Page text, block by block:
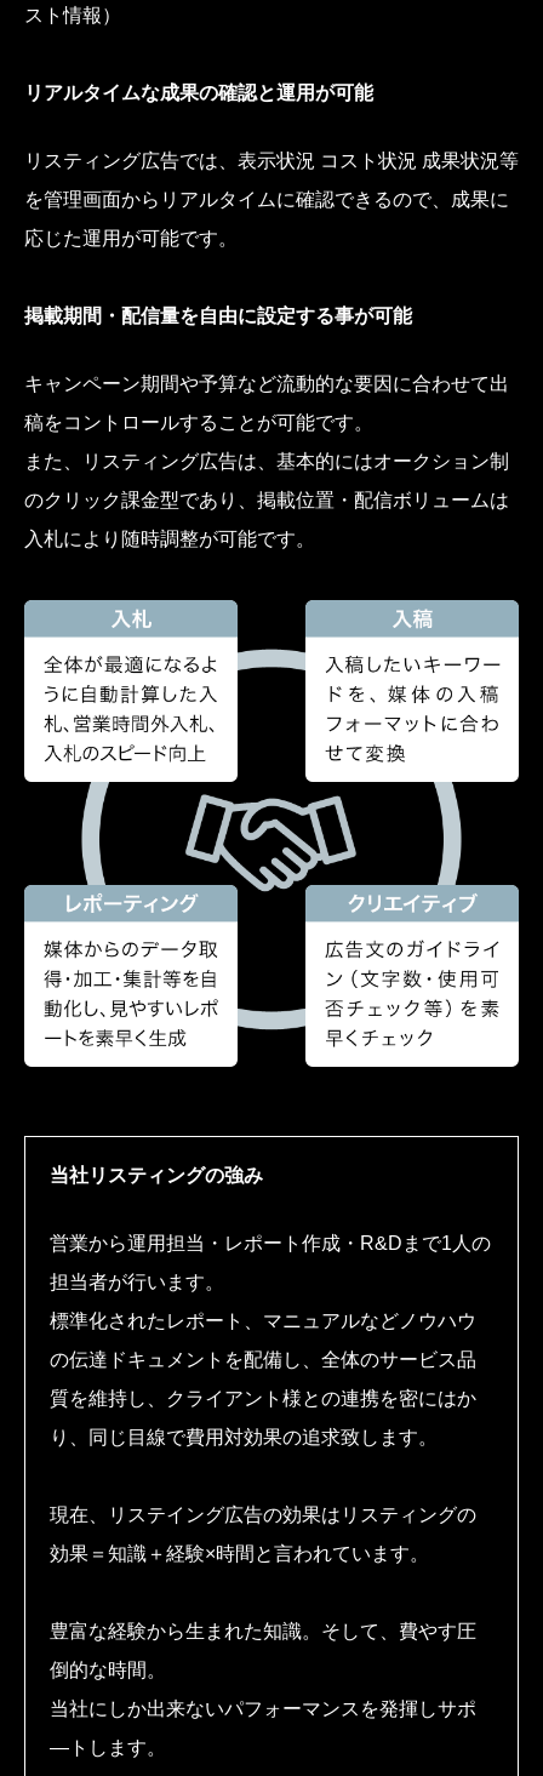
スト情報）
リアルタイムな成果の確認と運用が可能
リスティング広告では、表示状況 コスト状況 成果状況等
を管理画面からリアルタイムに確認できるので、成果に
応じた運用が可能です。
掲載期間・配信量を自由に設定する事が可能
キャンペーン期間や予算など流動的な要因に合わせて出
稿をコントロールすることが可能です。
また、リスティング広告は、基本的にはオークション制
のクリック課金型であり、掲載位置・配信ボリュームは
入札により随時調整が可能です。
当社リスティングの強み
営業から運用担当・レポート作成・R&Dまで1人の
担当者が行います。
標準化されたレポート、マニュアルなどノウハウ
の伝達ドキュメントを配備し、全体のサービス品
質を維持し、クライアント様との連携を密にはか
り、同じ目線で費用対効果の追求致します。
現在、リステイング広告の効果はリスティングの
効果＝知識＋経験×時間と言われています。
豊富な経験から生まれた知識。そして、費やす圧
倒的な時間。
当社にしか出来ないパフォーマンスを発揮しサポ
―トします。